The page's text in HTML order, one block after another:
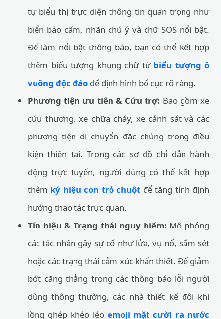
tự biểu thị trực diện thông tin quan trọng như
biển báo cấm, nhãn chú ý và chữ SOS nổi bật.
Để làm nổi bật thông báo, bạn có thể kết hợp
thêm biểu tượng khung chữ từ biểu tượng ô
vuông độc đáo để định hình bố cục rõ ràng.
Phương tiện ưu tiên & Cứu trợ: Bao gồm xe
cứu thương, xe chữa cháy, xe cảnh sát và các
phương tiện di chuyển đặc chủng trong điều
kiện thiên tai. Trong các sơ đồ chỉ dẫn hành
động trực tuyến, người dùng có thể kết hợp
thêm ký hiệu con trỏ chuột để tăng tính định
hướng thao tác trực quan.
Tín hiệu & Trạng thái nguy hiểm: Mô phỏng
các tác nhân gây sự cố như lửa, vụ nổ, sấm sét
hoặc các trạng thái cảm xúc khẩn thiết. Để giảm
bớt căng thẳng trong các thông báo lỗi người
dùng thông thường, các nhà thiết kế đôi khi
lồng ghép khéo léo emoji mặt cười ra nước